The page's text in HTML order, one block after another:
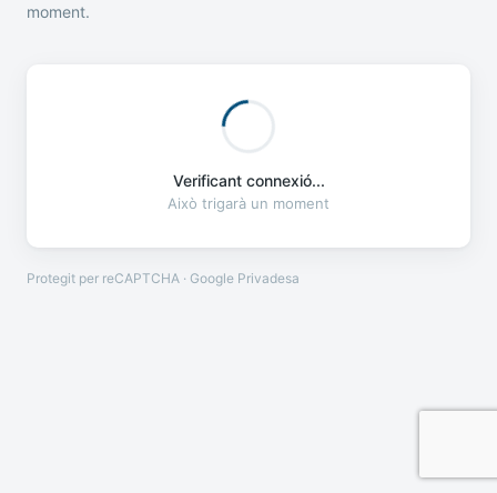
moment.
Verificant connexió...
Això trigarà un moment
Protegit per reCAPTCHA · Google Privadesa